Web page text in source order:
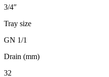
3/4″
Tray size
GN 1/1
Drain (mm)
32